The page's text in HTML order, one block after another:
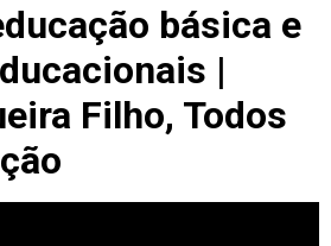
básica e
|
Filho, Todos